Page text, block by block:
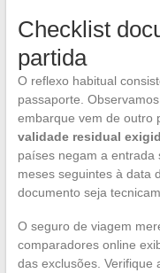
Checklist
partida
O reflexo habitual
passaporte.
embarque vem de outro
validade residual
países negam a entrada
meses seguintes à data
documento seja
O seguro de viagem
comparadores online
das exclusões. Verifique